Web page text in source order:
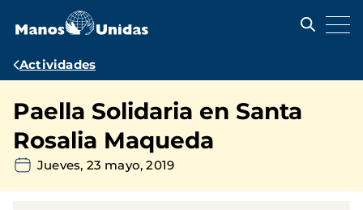
contenido
Ruta
navegación
Actividades
Paella Solidaria en Santa
Rosalia Maqueda
Jueves, 23 mayo, 2019